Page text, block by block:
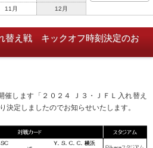
11月 12月
替え戦 キックオフ時刻決定のお
します「２０２４ Ｊ３・ＪＦＬ入れ替え
決定しましたのでお知らせいたします。